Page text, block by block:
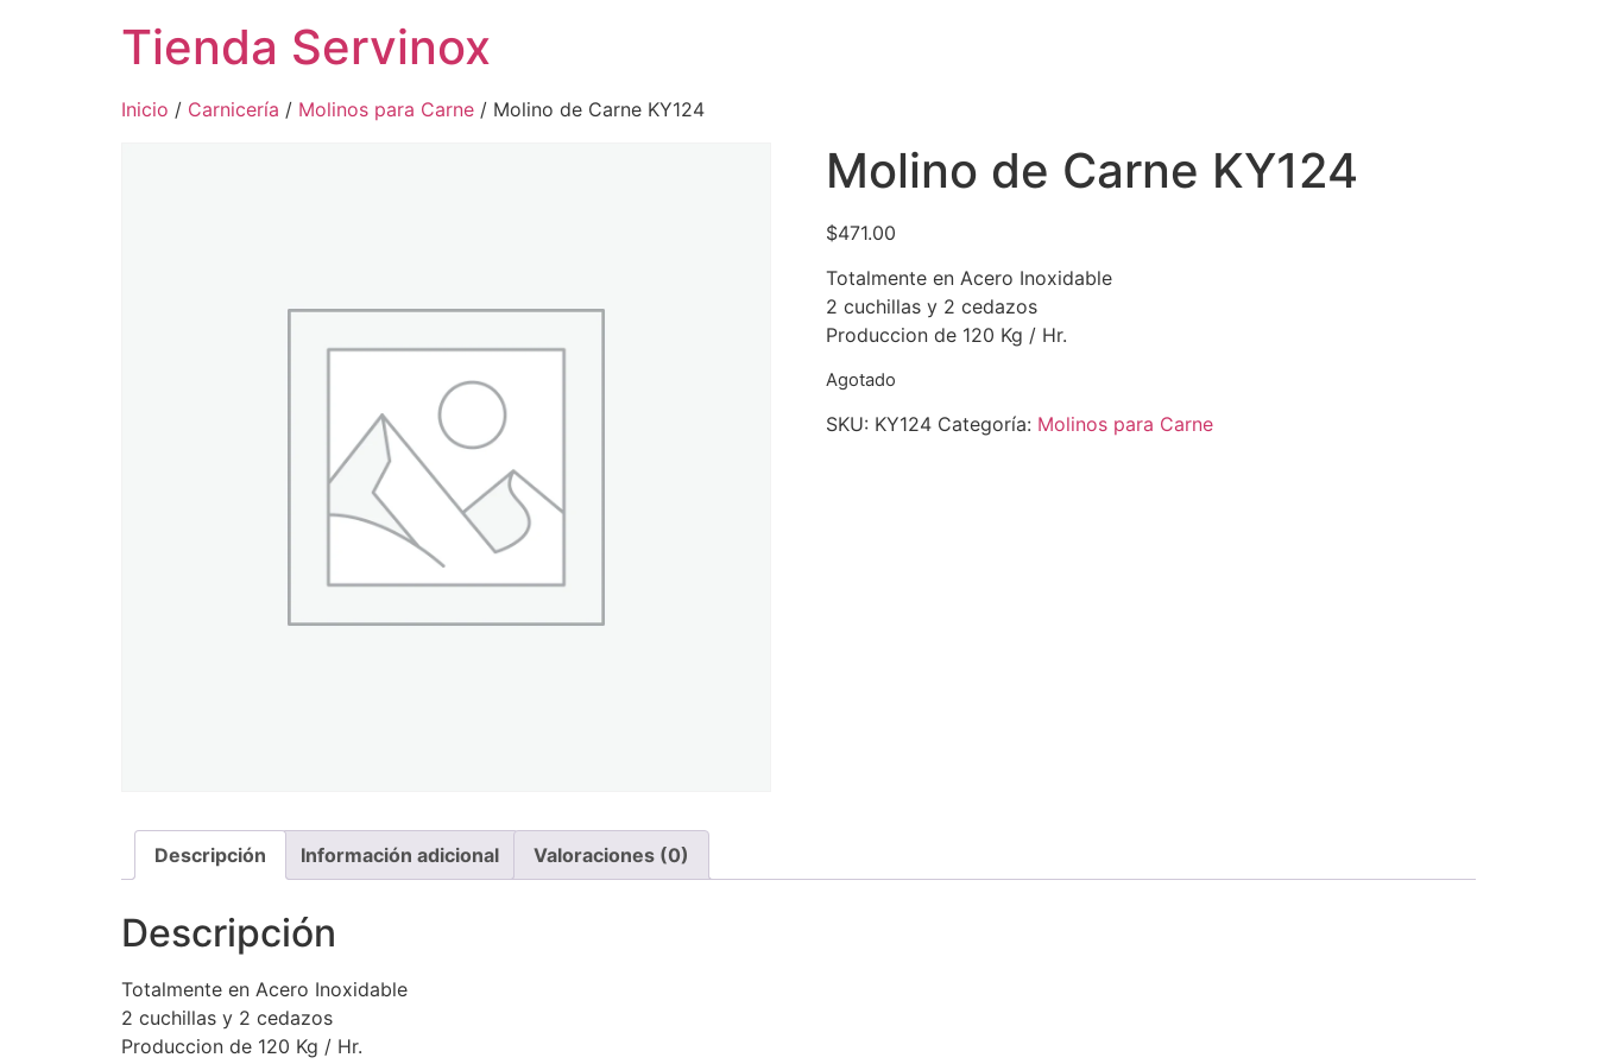
Tienda Servinox
Inicio / Carnicería / Molinos para Carne / Molino de Carne KY124
Molino de Carne KY124
$471.00
Totalmente en Acero Inoxidable
2 cuchillas y 2 cedazos
Produccion de 120 Kg / Hr.
Agotado
SKU: KY124 Categoría: Molinos para Carne
Descripción Información adicional Valoraciones (0)
Descripción
Totalmente en Acero Inoxidable
2 cuchillas y 2 cedazos
Produccion de 120 Kg / Hr.